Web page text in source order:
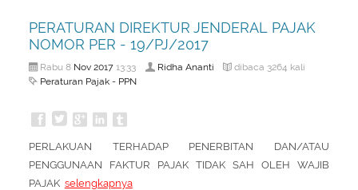
PERATURAN DIREKTUR JENDERAL PAJAK
NOMOR PER - 19/PJ/2017
Rabu 8 Nov 201713:33 Ridha Ananti dibaca 3264 kali
Peraturan Pajak - PPN
PERLAKUAN TERHADAP PENERBITAN DAN/ATAU
PENGGUNAAN FAKTUR PAJAK TIDAK SAH OLEH WAJIB
PAJAK selengkapnya